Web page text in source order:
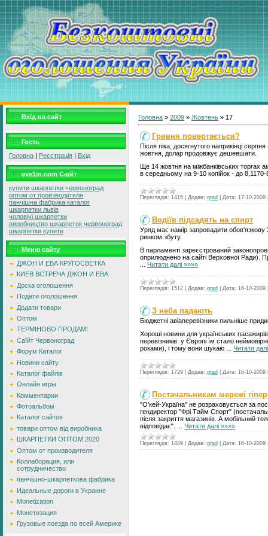
Вхід на сайт
Гость
Головна | Реєстрація | Вхід
eve1in.com Саїйт
купити шкарпетки червоноград
оптом от производителя
панчішна фабрика каталог
шкарпетки львів
чоловічі шкарпетки
виробництво шкарпеток червоноград
шкарпетки купити
Меню сайту
ДЖОН И ЕВА КРУГОСВЕТКА
КИЕВ ВСТРЕЧА ДЖОН И ЕВА
Доска оголошення
Подати оголошення
Додати товари
Оптом
ТЕРМІНОВО ПРОДАМ!
Саїйт Червоноград
Форум Каталог
Новини сайту
Каталог файлів
Онлайн игры
Комментарии
Фотоальбом
Каталог сайтов
товари оптом від виробника
ШКАРПЕТКИ ОПТОМ 2020
Оптом от производителя
Коллаборация, или
сотрудничество
панчішно-шкарпеткова фабрика
Идеальные дороги в Украине
Monetization
Монетизация
Грузовые поезда по всей Америке
Головна » 2009 » Жовтень » 17
Гривня повертається?
Після піка, досягнутого наприкінці
жовтня, долар продовжує дешевшати.
Ще 14 жовтня на міжбанківських торгах
в середньому на 9-10 копійок - до
Переглядів: 1415 Додав: grad Дата: 17-10-2009
Водіїв підсадять на спирт
Уряд має намір запровадити обов'язкову
ринком збуту.
В парламенті зареєстрований
оприлюднено на сайті Верховної Ради).
Читати далі »»»»
Переглядів: 1512 Додав: grad Дата: 16-10-2009
З неба падають
Бюджетні авіаперевізники пильніше
Хороші новини для українських
перевізників: у Європі їм стало
роками), і тому вони шукаю
Читати
Переглядів: 1729 Додав: grad Дата: 16-10-2009
Постачальникам мережі
"О'кей-Україна" не розраховується за
гендиректор "Фрі Тайм Спорт"
після закриття магазинів. А мобільний
відповідає".
Читати далі »»»»
Переглядів: 1449 Додав: grad Дата: 16-10-2009